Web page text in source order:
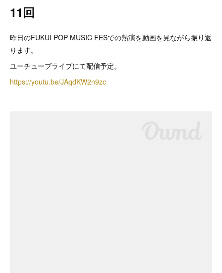
11回
昨日のFUKUI POP MUSIC FESでの熱演を動画を見ながら振り返
ります。
ユーチューブライブにて配信予定。
https://youtu.be/JAqdKW2n9zc